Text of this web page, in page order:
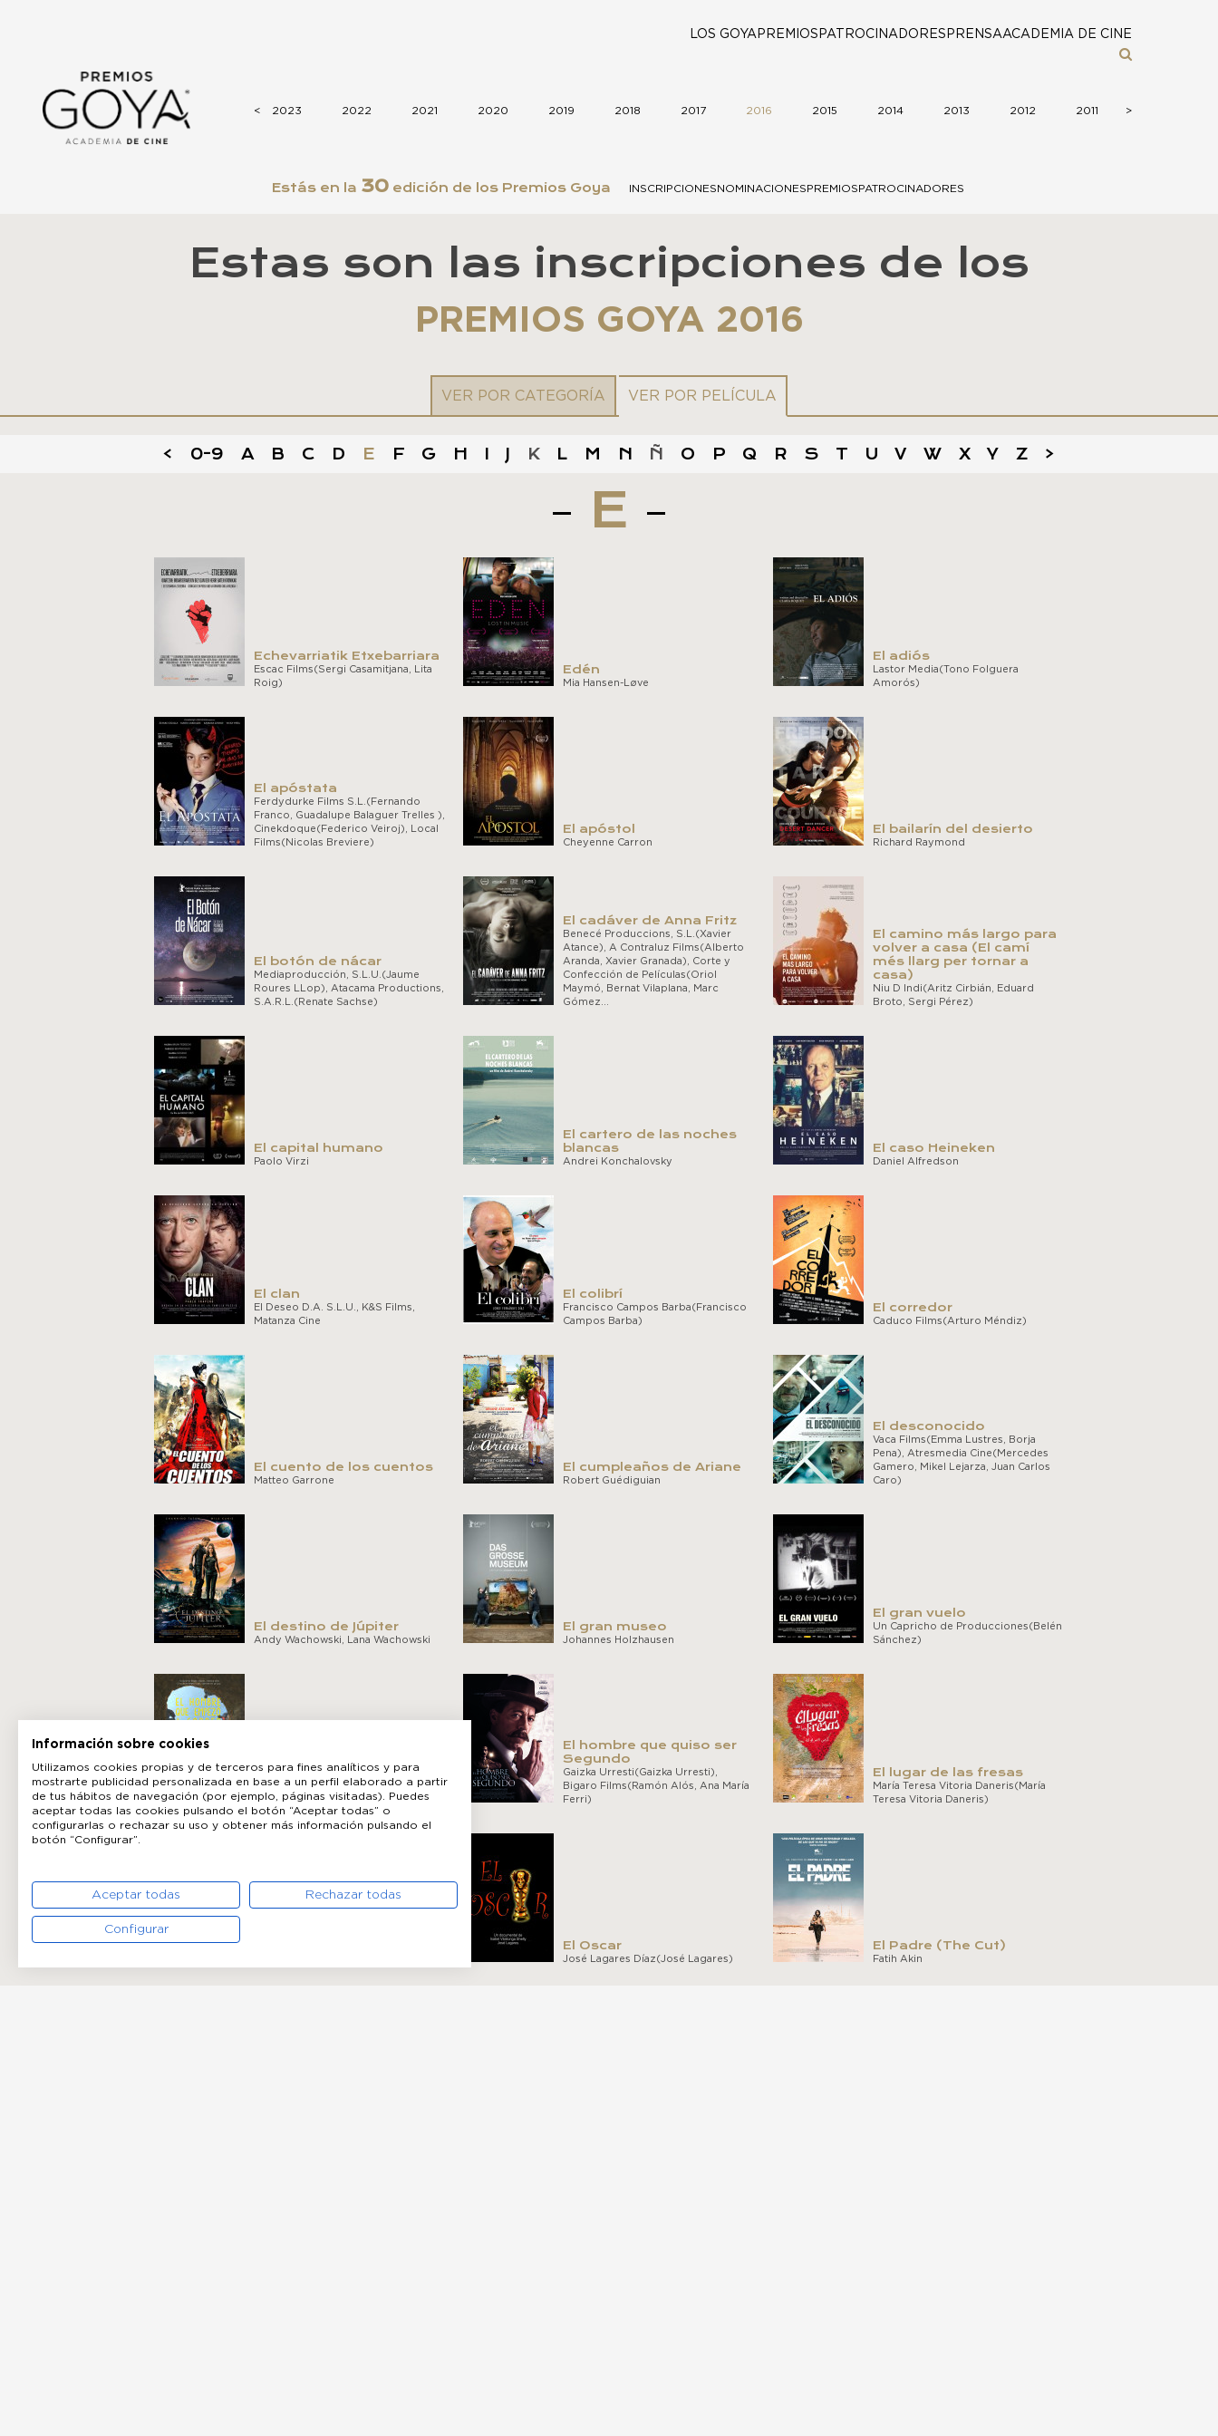
LOS GOYA PREMIOS PATROCINADORES PRENSAACADEMIA DE CINE
<
<
2026 2025 2023 2022 2021 2020 2019 2018 2017 2016 2015 2014 2013 2012 2011 >
>
Estás en la 30 edición de los Premios Goya INSCRIPCIONESNOMINACIONESPREMIOSPATROCINADORES
Estas son las inscripciones de los
PREMIOS GOYA 2016
VER POR CATEGORÍA VER POR PELÍCULA
< 0-9 A B C D E F G H J K L M N Ñ O P Q R S T U V W X Y Z >
E
Echevarriatik Etxebarriara
Escac Films(Sergi Casamitjana, Lita
Roig)
Edén
Mia Hansen-Løve
El adiós
Lastor Media(Tono Folguera
Amorós)
El apóstata
Ferdydurke Films S.L.(Fernando
Franco, Guadalupe Balaguer Trelles ),
Cinekdoque(Federico Veiroj), Local
Films(Nicolas Breviere)
El apóstol
Cheyenne Carron
El bailarín del desierto
Richard Raymond
El botón de nácar
Mediaproducción, S.L.U.(Jaume
Roures LLop), Atacama Productions,
S.A.R.L.(Renate Sachse)
El cadáver de Anna Fritz
Benecé Produccions, S.L.(Xavier
Atance), A Contraluz Films(Alberto
Aranda, Xavier Granada), Corte y
Confección de Películas(Oriol
Maymó, Bernat Vilaplana, Marc
Gómez…
El camino más largo para
volver a casa (El camí
més llarg per tornar a
casa)
Niu D Indi(Aritz Cirbián, Eduard
Broto, Sergi Pérez)
El capital humano
Paolo Virzi
El cartero de las noches
blancas
Andrei Konchalovsky
El caso Heineken
Daniel Alfredson
El clan
El Deseo D.A. S.L.U., K&S Films,
Matanza Cine
El colibrí
Francisco Campos Barba(Francisco
Campos Barba)
El corredor
Caduco Films(Arturo Méndiz)
El cuento de los cuentos
Matteo Garrone
El cumpleaños de Ariane
Robert Guédiguian
El desconocido
Vaca Films(Emma Lustres, Borja
Pena), Atresmedia Cine(Mercedes
Gamero, Mikel Lejarza, Juan Carlos
Caro)
El destino de Júpiter
Andy Wachowski, Lana Wachowski
El gran museo
Johannes Holzhausen
El gran vuelo
Un Capricho de Producciones(Belén
Sánchez)
Arcadia Motion Pictures(Ibon
Cormenzana, Ignacio Estapé), The
Kraken Films, A.I.E.
El hombre que quiso ser
Segundo
Gaizka Urresti(Gaizka Urresti),
Bigaro Films(Ramón Alós, Ana María
Ferri)
El lugar de las fresas
María Teresa Vitoria Daneris(María
Teresa Vitoria Daneris)
El Oscar
José Lagares Díaz(José Lagares)
El Padre (The Cut)
Fatih Akin
Información sobre cookies
Utilizamos cookies propias y de terceros para fines analíticos y para
mostrarte publicidad personalizada en base a un perfil elaborado a partir
de tus hábitos de navegación (por ejemplo, páginas visitadas). Puedes
aceptar todas las cookies pulsando el botón “Aceptar todas” o
configurarlas o rechazar su uso y obtener más información pulsando el
botón “Configurar”.
Aceptar todas Rechazar todas
Configurar